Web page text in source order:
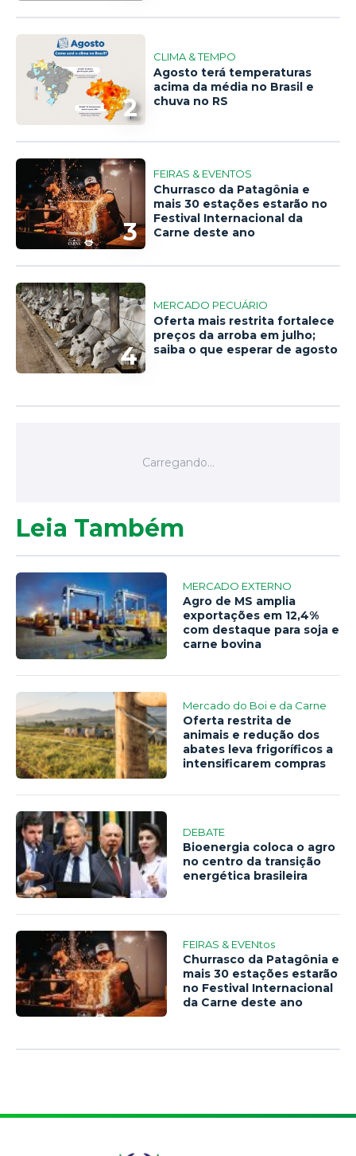
2
CLIMA & TEMPO
Agosto terá temperaturas
acima da média no Brasil e
chuva no RS
3
FEIRAS & EVENTOS
Churrasco da Patagônia e
mais 30 estações estarão no
Festival Internacional da
Carne deste ano
4
MERCADO PECUÁRIO
Oferta mais restrita fortalece
preços da arroba em julho;
saiba o que esperar de agosto
Leia Também
MERCADO EXTERNO
Agro de MS amplia
exportações em 12,4%
com destaque para soja e
carne bovina
Mercado do Boi e da Carne
Oferta restrita de
animais e redução dos
abates leva frigoríficos a
intensificarem compras
DEBATE
Bioenergia coloca o agro
no centro da transição
energética brasileira
FEIRAS & EVENtos
Churrasco da Patagônia e
mais 30 estações estarão
no Festival Internacional
da Carne deste ano